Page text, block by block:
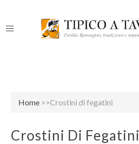
Home >>Crostini di fegatini
Crostini Di Fegatini